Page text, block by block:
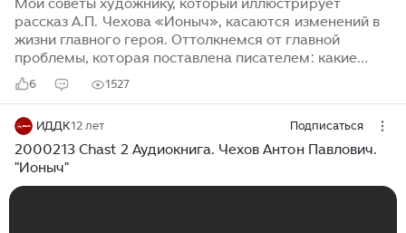
рассказ А.П. Чехова «Ионыч», касаются изменений в
жизни главного героя. Оттолкнемся от главной
проблемы, которая поставлена писателем: какие
жизненные ценности могут быть приоритетными.
Иллюстрации должны отразить физическую и
рассказа можно создать портреты главного героя –
от Дмитрия Ионыча Старцева до просто Ионыча –
чтобы читатель обратил внимание на
деградирующие изменения в его жизни, мог
6 1527
ИДДК12 лет Подписаться
2000213 Chast 2 Аудиокнига. Чехов Антон Павлович.
"Ионыч"